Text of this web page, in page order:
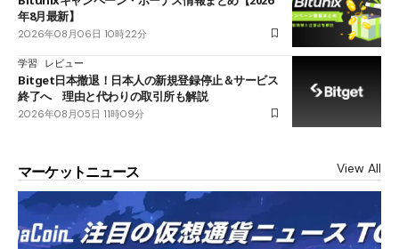
年8月最新】
2026年08月06日 10時22分
学習 レビュー
Bitget日本撤退！日本人の新規登録停止＆サービス
終了へ 理由と代わりの取引所も解説
2026年08月05日 11時09分
マーケットニュース View All